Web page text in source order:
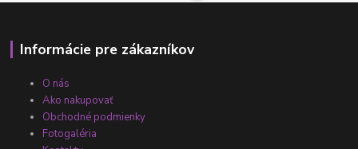
Informácie pre zákazníkov
O nás
Ako nakupovať
Obchodné podmienky
Fotogaléria